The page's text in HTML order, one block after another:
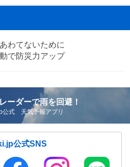
わてないために
で防災力アップ
ーダーで雨を回避！
公式 天気予報アプリ
公式SNS